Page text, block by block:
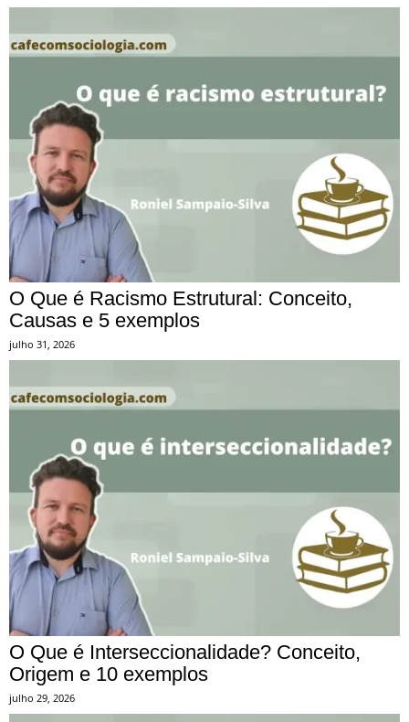
O Que é Racismo Estrutural: Conceito,
Causas e 5 exemplos
julho 31, 2026
O Que é Interseccionalidade? Conceito,
Origem e 10 exemplos
julho 29, 2026